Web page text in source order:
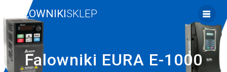
FALOWNIKISKLEP
Falowniki EURA E-1000